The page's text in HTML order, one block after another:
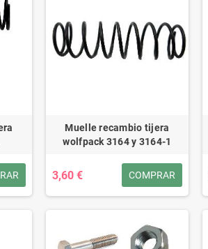
Muelle recambio tijera
wolfpack 3164 y 3164-1
3,60 € COMPRAR